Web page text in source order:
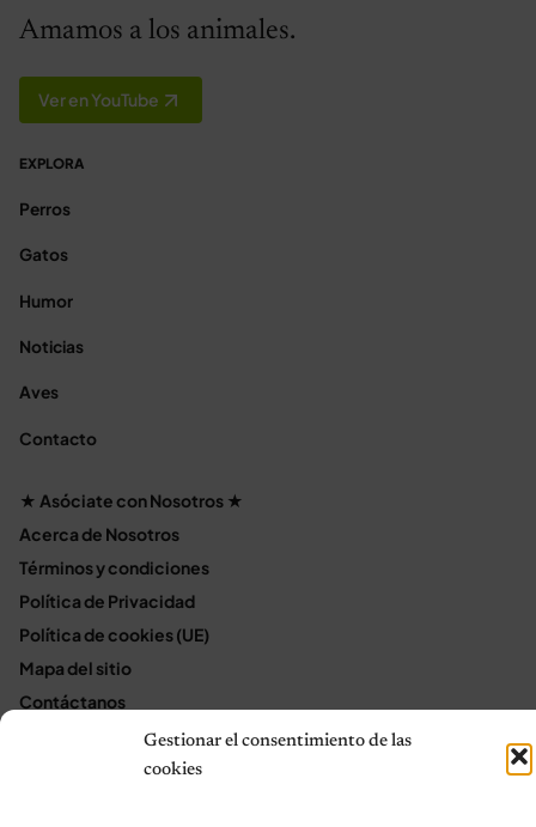
Gestionar el consentimiento de las
cookies
Amamos a los animales.
Ver en YouTube
EXPLORA
Perros
Gatos
Humor
Noticias
Aves
Contacto
★ Asóciate con Nosotros ★
Acerca de Nosotros
Términos y condiciones
Política de Privacidad
Política de cookies (UE)
Mapa del sitio
Contáctanos
Terms and Conditions